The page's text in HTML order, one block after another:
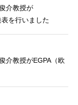
介教授が
を行いました
介教授がEGPA（欧